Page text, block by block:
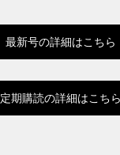
最新号の詳細はこちら
定期購読の詳細はこちら